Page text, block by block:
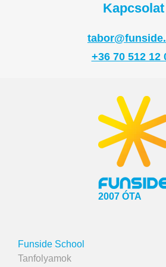
Kapcsolat
+36 70 512 12
2007 ÓTA
Funside School
Tanfolyamok